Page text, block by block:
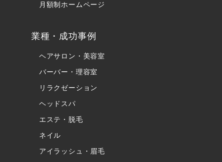
月額制ホームページ
業種・成功事例
ヘアサロン・美容室
バーバー・理容室
リラクゼーション
ヘッドスパ
エステ・脱毛
ネイル
アイラッシュ・眉毛